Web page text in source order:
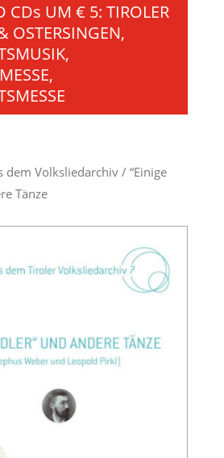
CDs UM € 5: TIROLER
OSTERSINGEN,
dem Volksliedarchiv/ “Einige
Tänze